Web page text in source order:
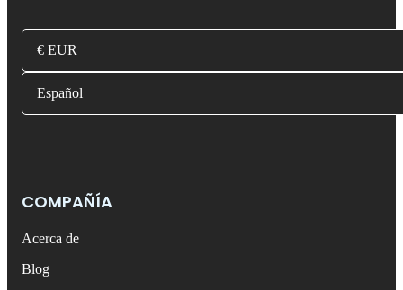
€ EUR
Español
COMPAÑÍA
Acerca de
Blog